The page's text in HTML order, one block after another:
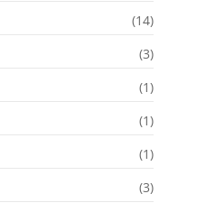
(14)
(3)
(1)
(1)
(1)
(3)